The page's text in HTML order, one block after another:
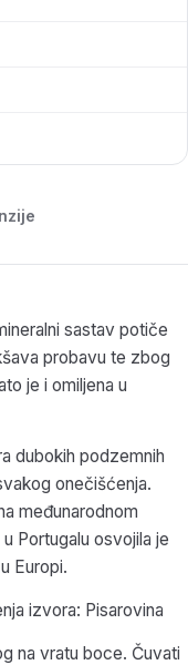
sastav potiče
probavu te zbog
je i omiljena u
dubokih podzemnih
onečišćenja.
međunarodnom
Portugalu osvojila je
Europi.
izvora: Pisarovina
na vratu boce. Čuvati